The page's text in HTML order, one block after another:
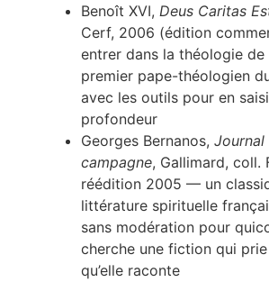
Benoît XVI, Deus Caritas
Cerf, 2006 (édition
entrer dans la théologie de
premier pape-théologien
avec les outils pour en
profondeur
Georges Bernanos, Journal
campagne, Gallimard, coll.
réédition 2005 — un
littérature spirituelle
sans modération pour
cherche une fiction qui
qu’elle raconte